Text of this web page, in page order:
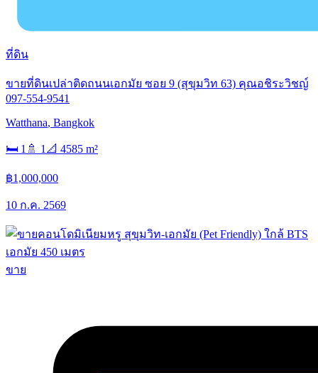
ที่ดิน
ขายที่ดินเปล่าติดถนนเอกมัย ซอย 9 (สุขุมวิท 63)​ คุณอชิระวิชญ์
097-554-9541
Watthana, Bangkok
🛏 1 🚿 1 📐 4585 m²
฿1,000,000
10 ก.ค. 2569
ขาย